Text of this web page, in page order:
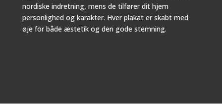
nordiske indretning, mens de tilfører dit hjem
personlighed og karakter. Hver plakat er skabt med
øje for både æstetik og den gode stemning.